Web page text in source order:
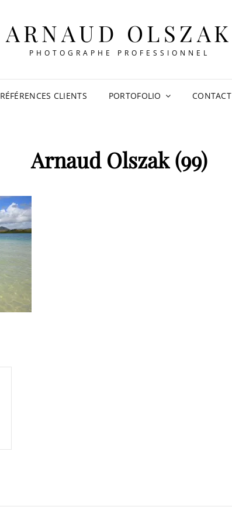
ARNAUD OLSZAK
PHOTOGRAPHE PROFESSIONNEL
RÉFÉRENCES CLIENTS PORTOFOLIO CONTACT
Arnaud Olszak (99)